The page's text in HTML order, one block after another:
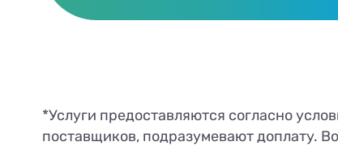
*Услуги предоставляются согласно
поставщиков, подразумевают доплату.